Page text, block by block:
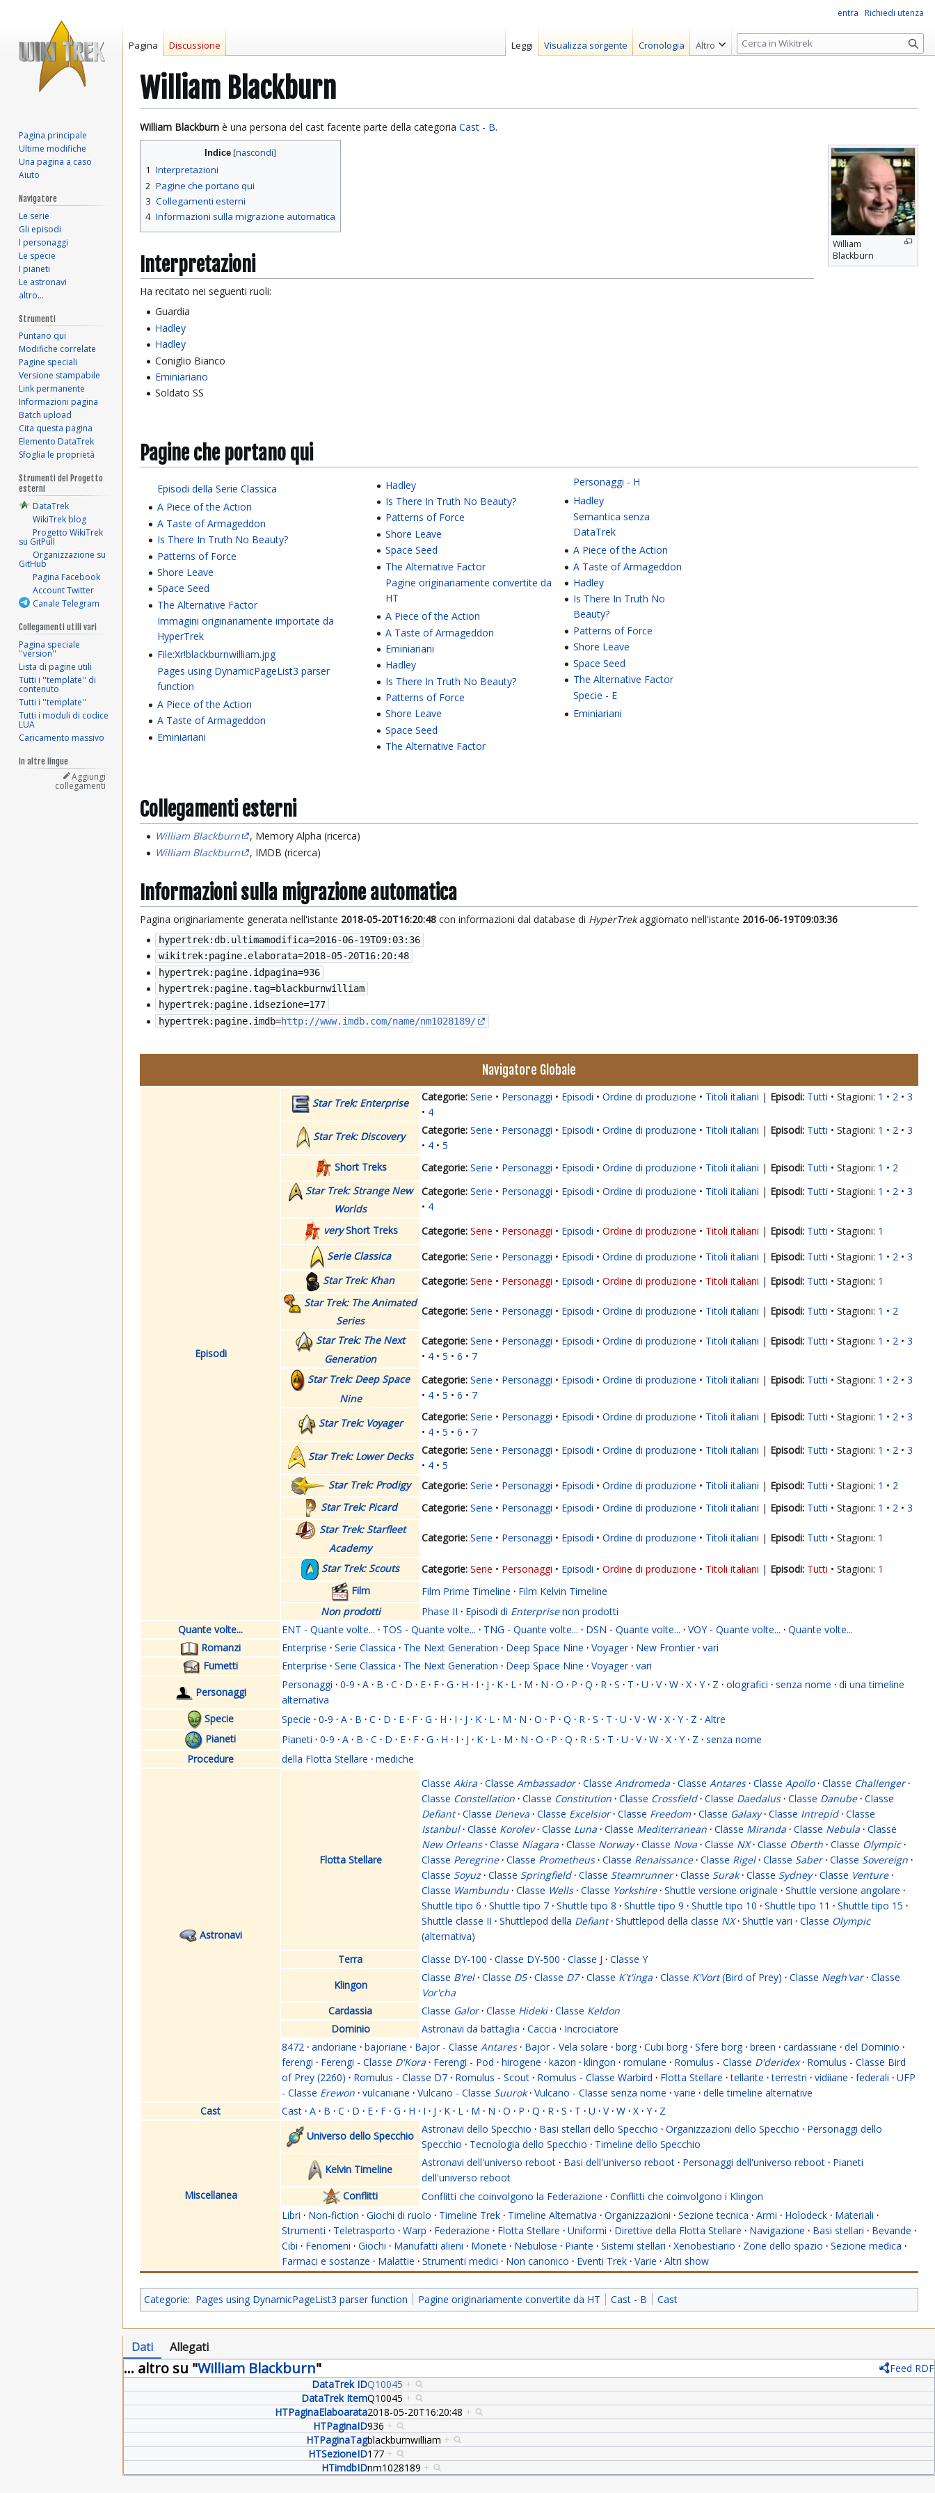
William Blackburn
Vai
alla
Vai
alla
William Blackburn è una persona del cast facente parte della categoria Cast - B.
William
Blackburn
Indice
1 Interpretazioni
2 Pagine che portano qui
3 Collegamenti esterni
4 Informazioni sulla migrazione automatica
Interpretazioni
Ha recitato nei seguenti ruoli:
Guardia
Hadley
Hadley
Coniglio Bianco
Eminiariano
Soldato SS
Pagine che portano qui
Episodi della Serie Classica
A Piece of the Action
A Taste of Armageddon
Is There In Truth No Beauty?
Patterns of Force
Shore Leave
Space Seed
The Alternative Factor
Immagini originariamente importate da
HyperTrek
File:Xr!blackburnwilliam.jpg
Pages using DynamicPageList3 parser
function
A Piece of the Action
A Taste of Armageddon
Eminiariani
Hadley
Is There In Truth No Beauty?
Patterns of Force
Shore Leave
Space Seed
The Alternative Factor
Pagine originariamente convertite da
HT
A Piece of the Action
A Taste of Armageddon
Eminiariani
Hadley
Is There In Truth No Beauty?
Patterns of Force
Shore Leave
Space Seed
The Alternative Factor
Personaggi - H
Hadley
Semantica senza
DataTrek
A Piece of the Action
A Taste of Armageddon
Hadley
Is There In Truth No
Beauty?
Patterns of Force
Shore Leave
Space Seed
The Alternative Factor
Specie - E
Eminiariani
Collegamenti esterni
William Blackburn
, Memory Alpha (ricerca)
William Blackburn
, IMDB (ricerca)
Informazioni sulla migrazione automatica
Pagina originariamente generata nell'istante 2018-05-20T16:20:48 con informazioni dal database di HyperTrekaggiornato nell'istante 2016-06-19T09:03:36
hypertrek:db.ultimamodifica=2016-06-19T09:03:36
wikitrek:pagine.elaborata=2018-05-20T16:20:48
hypertrek:pagine.idpagina=936
hypertrek:pagine.tag=blackburnwilliam
hypertrek:pagine.idsezione=177
hypertrek:pagine.imdb=http://www.imdb.com/name/nm1028189/
Navigatore Globale
Episodi
Star Trek: Enterprise Serie Personaggi Episodi Ordine di produzione Titoli italiani | Tutti Stagioni: 1 2
3
4
Star Trek: Discovery
Serie Personaggi Episodi Ordine di produzione Titoli italiani | Tutti Stagioni: 1 2
3
4
5
Short Treks
Serie Personaggi Episodi Ordine di produzione Titoli italiani | Tutti Stagioni: 1
2
Star Trek: Strange New
Worlds
Serie Personaggi Episodi Ordine di produzione Titoli italiani | Tutti Stagioni: 1 2
3
4
veryShort Treks Serie Personaggi Episodi Ordine di produzione Titoli italiani | Tutti Stagioni: 1
Serie Classica
Serie Personaggi Episodi Ordine di produzione Titoli italiani | Tutti Stagioni: 1 2
3
Star Trek: Khan
Serie Personaggi Episodi Ordine di produzione Titoli italiani | Tutti Stagioni: 1
Star Trek: The Animated
Series
Serie Personaggi Episodi Ordine di produzione Titoli italiani | Tutti Stagioni: 1 2
Star Trek: The Next
Generation
Serie Personaggi Episodi Ordine di produzione Titoli italiani | Tutti Stagioni: 1 2
3
4
5 6
7
Star Trek: Deep Space
Nine
Serie Personaggi Episodi Ordine di produzione Titoli italiani | Tutti Stagioni: 1 2
3
4
5 6 7
Star Trek: Voyager Serie Personaggi Episodi Ordine di produzione Titoli italiani | Tutti Stagioni: 1 2
3
4
5 6
7
Star Trek: Lower Decks
Serie Personaggi Episodi Ordine di produzione Titoli italiani | Tutti Stagioni: 1 2
3
4
5
Star Trek: Prodigy
Serie Personaggi Episodi Ordine di produzione Titoli italiani | Tutti Stagioni: 1
2
Star Trek: Picard
Serie Personaggi Episodi Ordine di produzione Titoli italiani | Tutti Stagioni: 1 2
3
Star Trek: Starfleet
Academy
Serie Personaggi Episodi Ordine di produzione Titoli italiani | Tutti Stagioni: 1
Star Trek: Scouts Serie Personaggi Episodi Ordine di produzione Titoli italiani | Tutti Stagioni: 1
Film
Film Prime Timeline · Film Kelvin Timeline
Non prodotti
Phase II · Episodi di Enterprisenon prodotti
Quante volte...
ENT - Quante volte... · TOS - Quante volte... · TNG - Quante volte... · DSN - Quante volte... · VOY - Quante volte... · Quante volte...
Romanzi
Enterprise · Serie Classica · The Next Generation · Deep Space Nine · Voyager · New Frontier · vari
Fumetti
Enterprise · Serie Classica · The Next Generation · Deep Space Nine · Voyager · vari
Personaggi
Personaggi · 0-9 · A · B · C · D · E · F · G · H · I · J · K · L · M · N · O · P · Q · R · S · T · U · V · W · X · Y · Z · olografici · senza nome · di una timeline
alternativa
Specie
Specie · 0-9 · A · B · C · D · E · F · G · H · I · J · K · L · M · N · O · P · Q · R · S · T · U · V · W · X · Y · Z · Altre
Pianeti
Pianeti · 0-9 · A · B · C · D · E · F · G · H · I · J · K · L · M · N · O · P · Q · R · S · T · U · V · W · X · Y · Z · senza nome
Procedure
della Flotta Stellare · mediche
Astronavi
Flotta Stellare
Classe Akira · Classe Ambassador · Classe Andromeda · Classe Antares · Classe Apollo · Classe Challenger ·
Classe Constellation · Classe Constitution · Classe Crossfield · Classe Daedalus · Classe Danube · Classe
Defiant · Classe Deneva · Classe Excelsior · Classe Freedom · Classe Galaxy · Classe Intrepid · Classe
Istanbul · Classe Korolev · Classe Luna · Classe Mediterranean · Classe Miranda · Classe Nebula · Classe
New Orleans · Classe Niagara · Classe Norway · Classe Nova · Classe NX · Classe Oberth · Classe Olympic ·
Classe Peregrine · Classe Prometheus · Classe Renaissance · Classe Rigel · Classe Saber · Classe Sovereign ·
Classe Soyuz · Classe Springfield · Classe Steamrunner · Classe Surak · Classe Sydney · Classe Venture ·
Classe Wambundu · Classe Wells · Classe Yorkshire · Shuttle versione originale · Shuttle versione angolare ·
Shuttle tipo 6 · Shuttle tipo 7 · Shuttle tipo 8 · Shuttle tipo 9 · Shuttle tipo 10 · Shuttle tipo 11 · Shuttle tipo 15 ·
Shuttle classe II · Shuttlepod della Defiant · Shuttlepod della classe NX · Shuttle vari · Classe Olympic
(alternativa)
Terra
Classe DY-100 · Classe DY-500 · Classe J · Classe Y
Klingon
Classe B'rel · Classe D5 · Classe D7 · Classe K't'inga · Classe K'Vort(Bird of Prey) · Classe Negh'var · Classe
Vor'cha
Cardassia
Classe Galor · Classe Hideki · Classe Keldon
Dominio
Astronavi da battaglia · Caccia · Incrociatore
8472 · andoriane · bajoriane · Bajor - Classe Antares · Bajor - Vela solare · borg · Cubi borg · Sfere borg · breen · cardassiane · del Dominio ·
ferengi · Ferengi - Classe D'Kora · Ferengi - Pod · hirogene · kazon · klingon · romulane · Romulus - Classe D'deridex · Romulus - Classe Bird
of Prey (2260) · Romulus - Classe D7 · Romulus - Scout · Romulus - Classe Warbird · Flotta Stellare · tellarite · terrestri · vidiiane · federali · UFP
- Classe Erewon · vulcaniane · Vulcano - Classe Suurok · Vulcano - Classe senza nome · varie · delle timeline alternative
Cast
Cast · A · B · C · D · E · F · G · H · I · J · K · L · M · N · O · P · Q · R · S · T · U · V · W · X · Y · Z
Miscellanea
Universo dello Specchio
Astronavi dello Specchio · Basi stellari dello Specchio · Organizzazioni dello Specchio · Personaggi dello
Specchio · Tecnologia dello Specchio · Timeline dello Specchio
Kelvin Timeline
Astronavi dell'universo reboot · Basi dell'universo reboot · Personaggi dell'universo reboot · Pianeti
dell'universo reboot
Conflitti
Conflitti che coinvolgono la Federazione · Conflitti che coinvolgono i Klingon
Libri · Non-fiction · Giochi di ruolo · Timeline Trek · Timeline Alternativa · Organizzazioni · Sezione tecnica · Armi · Holodeck · Materiali ·
Strumenti · Teletrasporto · Warp · Federazione · Flotta Stellare · Uniformi · Direttive della Flotta Stellare · Navigazione · Basi stellari · Bevande ·
Cibi · Fenomeni · Giochi · Manufatti alieni · Monete · Nebulose · Piante · Sistemi stellari · Xenobestiario · Zone dello spazio · Sezione medica ·
Farmaci e sostanze · Malattie · Strumenti medici · Non canonico · Eventi Trek · Varie · Altri show
Categorie: Pages using DynamicPageList3 parser function Pagine originariamente convertite da HT Cast - B Cast
Dati Allegati
... altro su "William Blackburn"
Feed RDF
DataTrek IDQ10045 +
DataTrek ItemQ10045 +
HTPaginaElaboarata2018-05-20T16:20:48 +
HTPaginaID936 +
HTPaginaTagblackburnwilliam +
HTSezioneID177 +
HTimdbIDnm1028189 +
entra Richiedi utenza
Pagina Discussione Leggi Visualizza sorgente Cronologia Altro
R
i
r
Pagina principale
Ultime modifiche
Una pagina a caso
Aiuto
Navigatore
Le serie
Gli episodi
I personaggi
Le specie
I pianeti
Le astronavi
altro…
Strumenti
Puntano qui
Modifiche correlate
Pagine speciali
Versione stampabile
Link permanente
Informazioni pagina
Batch upload
Cita questa pagina
Elemento DataTrek
Sfoglia le proprietà
Strumenti del Progetto
esterni
DataTrek
WikiTrek blog
Progetto WikiTrek
su GitPull
Organizzazione su
GitHub
Pagina Facebook
Account Twitter
Canale Telegram
Collegamenti utili vari
Pagina speciale
''version''
Lista di pagine utili
Tutti i ''template'' di
contenuto
Tutti i ''template''
Tutti i moduli di codice
LUA
Caricamento massivo
In altre lingue
Aggiungi
collegamenti